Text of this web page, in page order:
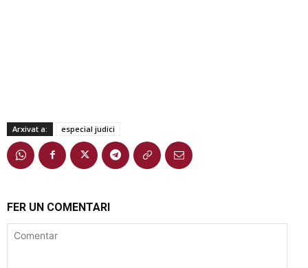
Arxivat a: especial judici
FER UN COMENTARI